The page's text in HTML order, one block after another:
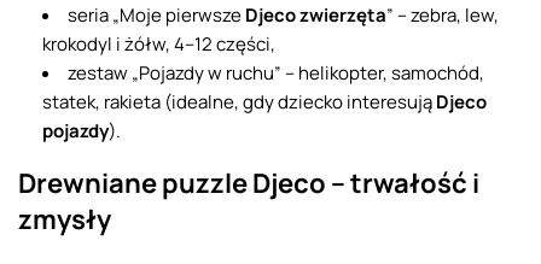
seria „Moje pierwszeDjeco zwierzęta” – zebra, lew,
krokodyl i żółw, 4–12 części,
zestaw „Pojazdy w ruchu” – helikopter, samochód,
statek, rakieta (idealne, gdy dziecko interesująDjeco
pojazdy).
Drewniane puzzle Djeco – trwałość i
zmysły